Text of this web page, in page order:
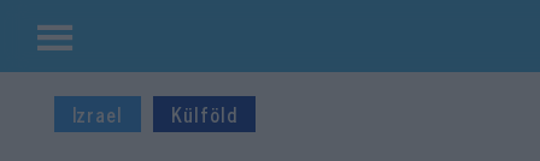
Kilépés
tartalomba
Izrael Külföld